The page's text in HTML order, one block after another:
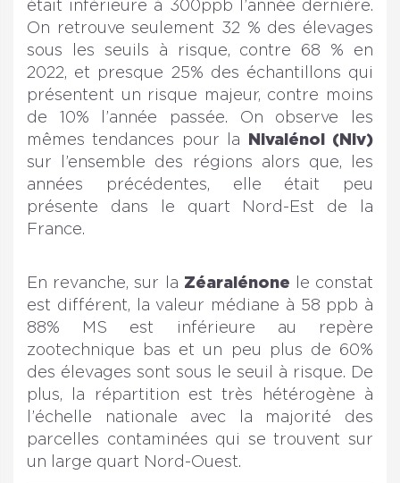
était inférieure à 300ppb l’année dernière.
On retrouve seulement 32 % des élevages
sous les seuils à risque, contre 68 % en
2022, et presque 25% des échantillons qui
présentent un risque majeur, contre moins
de 10% l’année passée. On observe les
mêmes tendances pour la
Nivalénol (Niv)
sur l’ensemble des régions alors que, les
années précédentes, elle était peu
présente dans le quart Nord-Est de la
France.
En revanche, sur la Zéaralénone le constat
est différent, la valeur médiane à 58 ppb à
88% MS est inférieure au repère
zootechnique bas et un peu plus de 60%
des élevages sont sous le seuil à risque. De
plus, la répartition est très hétérogène à
l’échelle nationale avec la majorité des
parcelles contaminées qui se trouvent sur
un large quart Nord-Ouest.